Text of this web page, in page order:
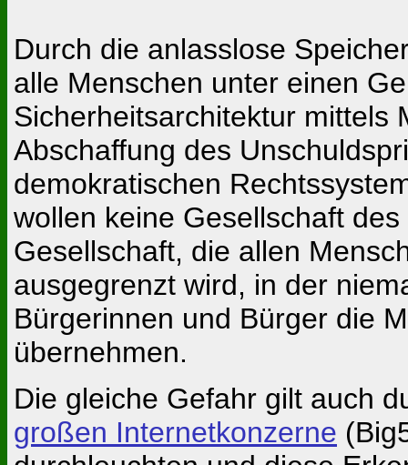
Durch die anlasslose
alle Menschen unter einen
Sicherheitsarchitektur mittels
Abschaffung des
demokratischen
wollen keine Gesellschaft
Gesellschaft, die allen
ausgegrenzt wird, in der
Bürgerinnen und Bürger die
übernehmen.
Die gleiche Gefahr gilt auch
großen Internetkonzerne